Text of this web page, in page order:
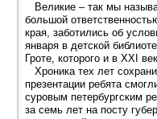
Великие – так мы
большой
края, заботились об
января в детской
Гроте, которого и в XXI
Хроника тех лет
презентации ребята
суровым петербургским
за семь лет на посту